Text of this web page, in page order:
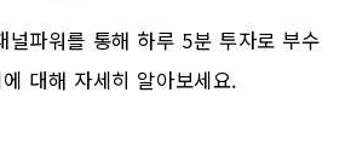
널파워를 통해 하루 5분 투자로 부수
대해 자세히 알아보세요.